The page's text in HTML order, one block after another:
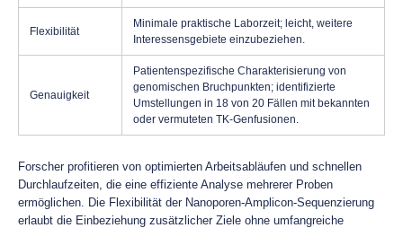
Flexibilität
Minimale praktische Laborzeit; leicht, weitere
Interessensgebiete einzubeziehen.
Genauigkeit
Patientenspezifische Charakterisierung von
genomischen Bruchpunkten; identifizierte
Umstellungen in 18 von 20 Fällen mit bekannten
oder vermuteten TK-Genfusionen.
Forscher profitieren von optimierten Arbeitsabläufen und schnellen
Durchlaufzeiten, die eine effiziente Analyse mehrerer Proben
ermöglichen. Die Flexibilität der Nanoporen-Amplicon-Sequenzierung
erlaubt die Einbeziehung zusätzlicher Ziele ohne umfangreiche